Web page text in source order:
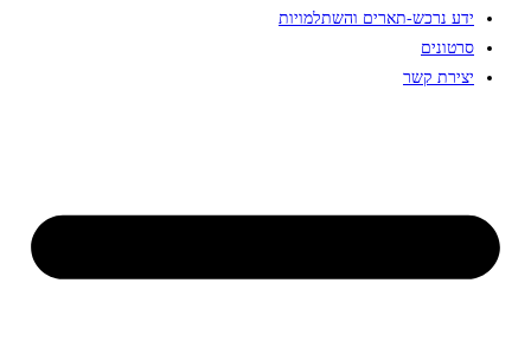
ידע נרכש-תארים והשתלמויות
סרטונים
יצירת קשר